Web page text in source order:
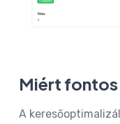
Miért
A